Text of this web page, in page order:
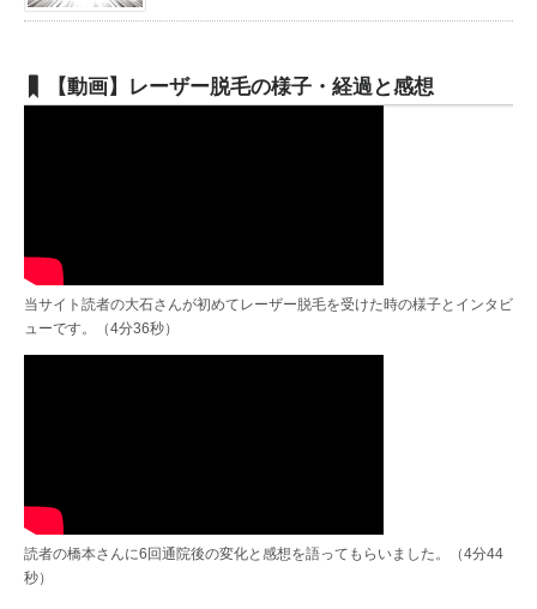
【動画】レーザー脱毛の様子・経過と感想
当サイト読者の大石さんが初めてレーザー脱毛を受けた時の様子とインタビ
ューです。（4分36秒）
読者の橋本さんに6回通院後の変化と感想を語ってもらいました。（4分44
秒）